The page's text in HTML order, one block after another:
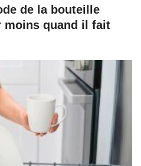
de la bouteille
moins quand il fait